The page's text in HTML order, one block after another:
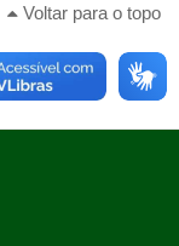
Voltar para o topo